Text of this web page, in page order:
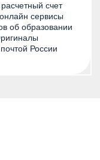
счет
сервисы
об образовании
России